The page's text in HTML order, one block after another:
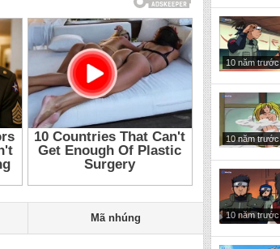
Mã nhúng
10 năm trước
10 năm trước
10 năm trước